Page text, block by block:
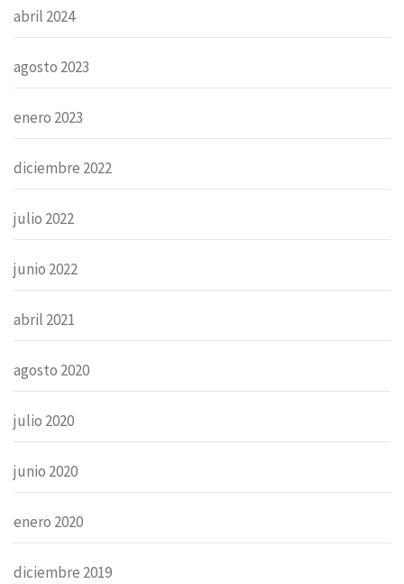
abril 2024
agosto 2023
enero 2023
diciembre 2022
julio 2022
junio 2022
abril 2021
agosto 2020
julio 2020
junio 2020
enero 2020
diciembre 2019